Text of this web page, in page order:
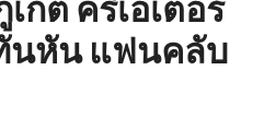
นหัน แฟนคลับ